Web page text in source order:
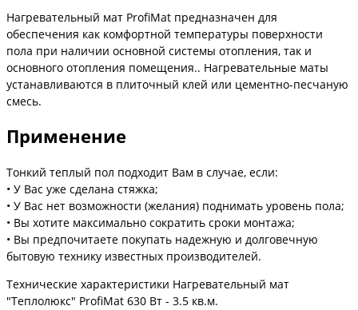
Нагревательный мат ProfiMat предназначен для
обеспечения как комфортной температуры поверхности
пола при наличии основной системы отопления, так и
основного отопления помещения.. Нагревательные маты
устанавливаются в плиточный клей или цементно-песчаную
смесь.
Применение
Тонкий теплый пол подходит Вам в случае, если:
• У Вас уже сделана стяжка;
• У Вас нет возможности (желания) поднимать уровень пола;
• Вы хотите максимально сократить сроки монтажа;
• Вы предпочитаете покупать надежную и долговечную
бытовую технику известных производителей.
Технические характеристики Нагревательный мат
"Теплолюкс" ProfiMat 630 Вт - 3.5 кв.м.